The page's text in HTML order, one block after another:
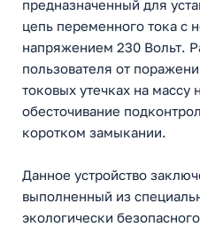
предназначенный для
цепь переменного тока с
напряжением 230 Вольт.
пользователя от
токовых утечках на массу
обесточивание
коротком замыкании.
Данное устройство
выполненный из
экологически